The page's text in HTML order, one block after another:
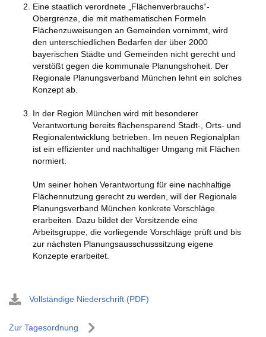
Eine staatlich verordnete „Flächenverbrauchs“-
Obergrenze, die mit mathematischen Formeln
Flächenzuweisungen an Gemeinden vornimmt, wird
den unterschiedlichen Bedarfen der über 2000
bayerischen Städte und Gemeinden nicht gerecht und
verstößt gegen die kommunale Planungshoheit. Der
Regionale Planungsverband München lehnt ein solches
Konzept ab.
In der Region München wird mit besonderer
Verantwortung bereits flächensparend Stadt-, Orts- und
Regionalentwicklung betrieben. Im neuen Regionalplan
ist ein effizienter und nachhaltiger Umgang mit Flächen
normiert.
Um seiner hohen Verantwortung für eine nachhaltige
Flächennutzung gerecht zu werden, will der Regionale
Planungsverband München konkrete Vorschläge
erarbeiten. Dazu bildet der Vorsitzende eine
Arbeitsgruppe, die vorliegende Vorschläge prüft und bis
zur nächsten Planungsausschusssitzung eigene
Konzepte erarbeitet.
Vollständige Niederschrift (PDF)
Zur Tagesordnung